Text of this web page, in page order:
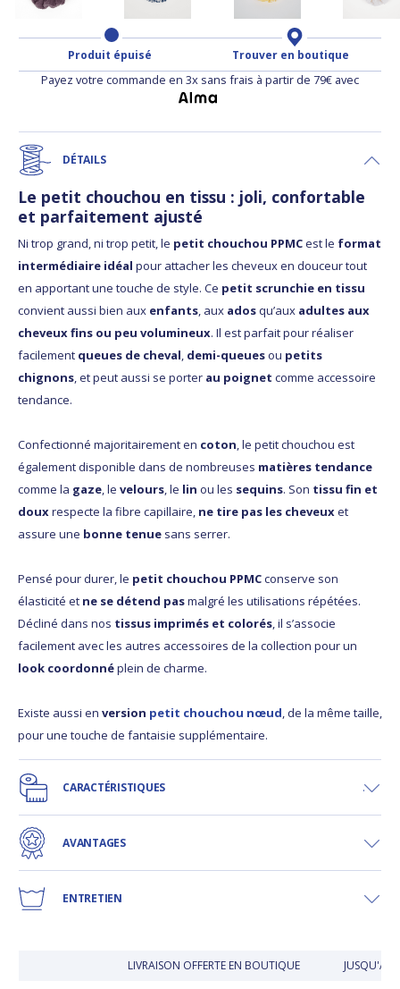
Produit épuisé Trouver en boutique
Payez votre commande en 3x sans frais à partir de 79€ avec
DÉTAILS
Le petit chouchou en tissu : joli, confortable
et parfaitement ajusté
Ni trop grand, ni trop petit, le petit chouchou PPMCest le format
intermédiaire idéal pour attacher les cheveux en douceur tout
en apportant une touche de style. Ce petit scrunchie en tissu
convient aussi bien aux enfants, aux adosqu’aux adultes aux
cheveux fins ou peu volumineux. Il est parfait pour réaliser
facilement queues de cheval, demi-queuesou petits
chignons, et peut aussi se porter au poignet comme accessoire
tendance.
Confectionné majoritairement en coton, le petit chouchou est
également disponible dans de nombreuses matières tendance
comme la gaze, le velours, le lin ou les sequins. Son tissu fin et
douxrespecte la fibre capillaire, ne tire pas les cheveuxet
assure une bonne tenue sans serrer.
Pensé pour durer, le petit chouchou PPMCconserve son
élasticité et ne se détend pasmalgré les utilisations répétées.
Décliné dans nos tissus imprimés et colorés, il s’associe
facilement avec les autres accessoires de la collection pour un
look coordonnéplein de charme.
Existe aussi en version petit chouchou nœud, de la même taille,
pour une touche de fantaisie supplémentaire.
CARACTÉRISTIQUES
AVANTAGES
ENTRETIEN
LIVRAISON OFFERTE EN BOUTIQUE JUSQU'À